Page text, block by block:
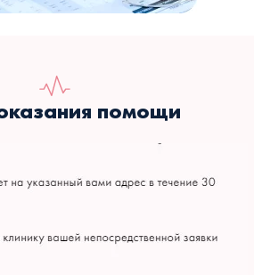
помощи